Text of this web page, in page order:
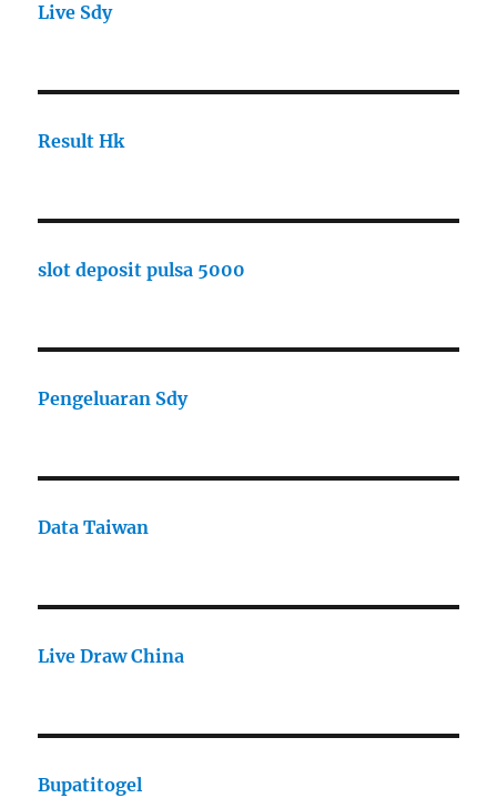
Live Sdy
Result Hk
slot deposit pulsa 5000
Pengeluaran Sdy
Data Taiwan
Live Draw China
Bupatitogel